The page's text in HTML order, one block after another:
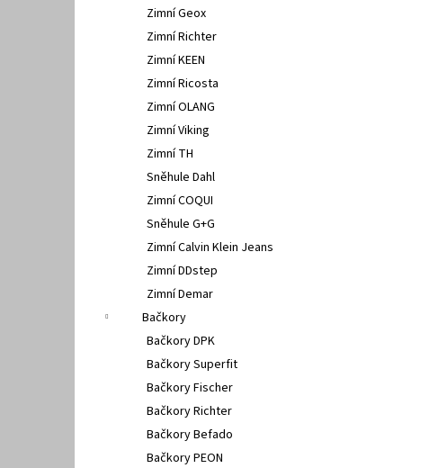
Zimní Geox
Zimní Richter
Zimní KEEN
Zimní Ricosta
Zimní OLANG
Zimní Viking
Zimní TH
Sněhule Dahl
Zimní COQUI
Sněhule G+G
Zimní Calvin Klein Jeans
Zimní DDstep
Zimní Demar
Bačkory
Bačkory DPK
Bačkory Superfit
Bačkory Fischer
Bačkory Richter
Bačkory Befado
Bačkory PEON